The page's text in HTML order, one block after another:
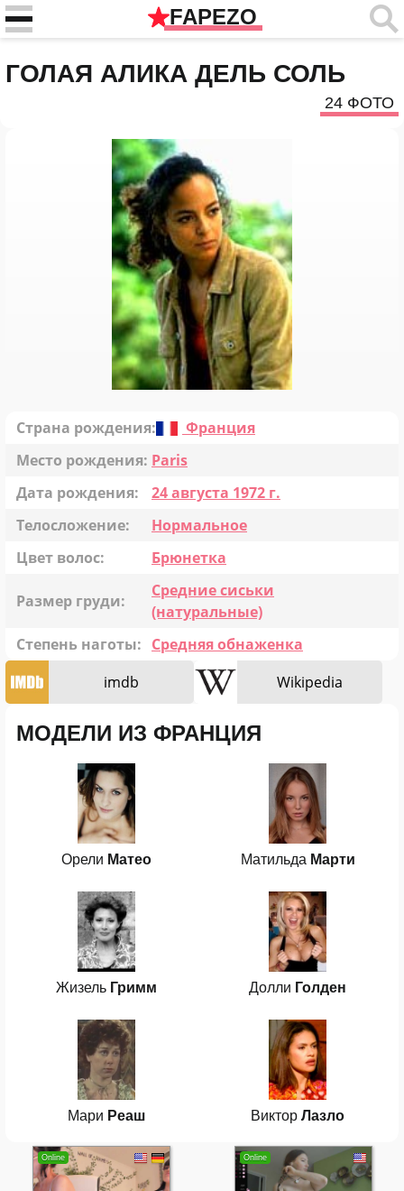
FAPEZO
ГОЛАЯ АЛИКА ДЕЛЬ СОЛЬ
24 ФОТО
Страна рождения:
Франция
Место рождения: Paris
Дата рождения:
24 августа 1972 г.
Телосложение:
Нормальное
Цвет волос:
Брюнетка
Размер груди:
Средние сиськи
(натуральные)
Степень наготы: Средняя обнаженка
imdb
Wikipedia
МОДЕЛИ ИЗ ФРАНЦИЯ
Орели Матео Матильда Марти
Жизель Гримм Долли Голден
Мари Реаш Виктор Лазло